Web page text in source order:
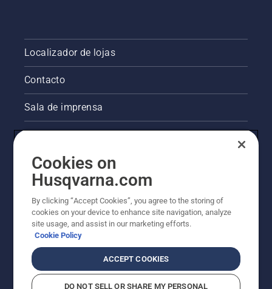
Localizador de lojas
Contacto
Sala de imprensa
Outros websites da Husqvarna
A abordagem da Husqvarna à sustentabilidade
Cookies on
Husqvarna.com
By clicking “Accept Cookies”, you agree to the storing of
cookies on your device to enhance site navigation, analyze
site usage, and assist in our marketing efforts.
Cookie Policy
ACCEPT COOKIES
DO NOT SELL OR SHARE MY PERSONAL